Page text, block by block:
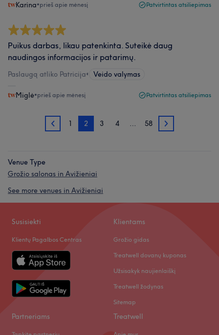
Karina•prieš apie mėnesį Patvirtintas atsiliepimas
Puikus darbas, likau patenkinta. Suteikė daug
naudingos informacijos ir patarimų.
Paslaugą atliko Patricija• Veido valymas
Miglė•prieš apie mėnesį Patvirtintas atsiliepimas
1 1 2 3 4 … 58 3
Venue Type
Grožio salonas in Avižieniai
See more venues in Avižieniai
Susisiekti
Klientų Pagalbos Centras
Klientams
Grožio gidas
Treatwell dovanų kuponas
Užsisakyk naujienlaiškį
Treatwell žodynas
Sitemap
Partneriams Treatwell